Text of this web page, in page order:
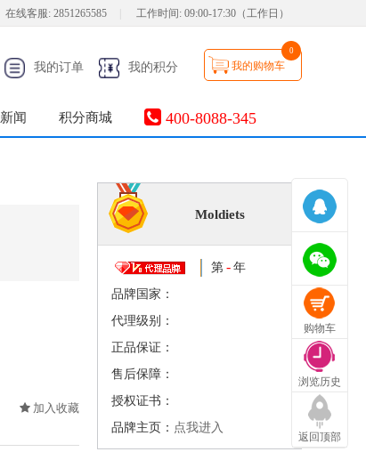
在线客服: 2851265585 工作时间: 09:00-17:30（工作日）
我的订单 我的积分 我的购物车
0
新闻 积分商城 400-8088-345
加入收藏
Moldiets
第 - 年
品牌国家：
代理级别：
正品保证：
售后保障：
授权证书：
品牌主页： 点我进入
购物车
浏览历史
返回顶部